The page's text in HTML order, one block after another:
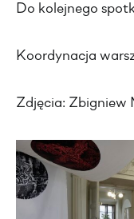
Do kolejnego
Koordynacja
Zdjęcia: Zbigniew